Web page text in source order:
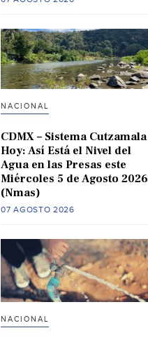
NACIONAL
CDMX – Sistema Cutzamala
Hoy: Así Está el Nivel del
Agua en las Presas este
Miércoles 5 de Agosto 2026
(Nmas)
07 AGOSTO 2026
NACIONAL